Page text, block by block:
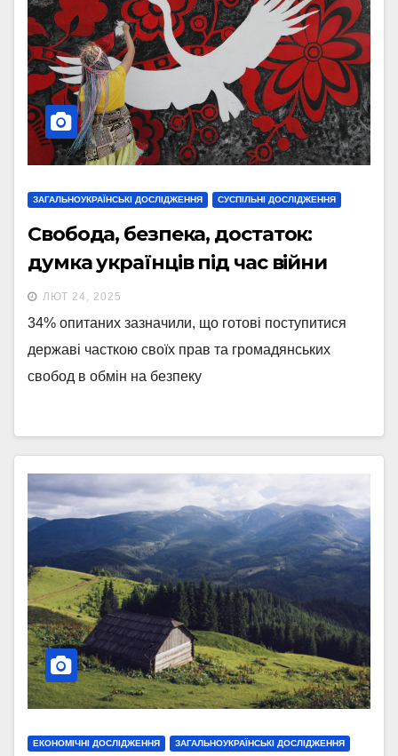
ЗАГАЛЬНОУКРАЇНСЬКІ ДОСЛІДЖЕННЯ СУСПІЛЬНІ ДОСЛІДЖЕННЯ
Свобода, безпека, достаток:
думка українців під час війни
ЛЮТ 24, 2025
34% опитаних зазначили, що готові поступитися
державі часткою своїх прав та громадянських
свобод в обмін на безпеку
ЕКОНОМІЧНІ ДОСЛІДЖЕННЯ ЗАГАЛЬНОУКРАЇНСЬКІ ДОСЛІДЖЕННЯ